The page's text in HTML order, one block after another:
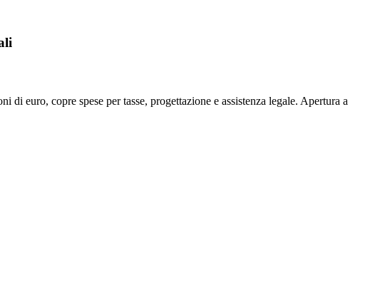
euro, copre spese per tasse, progettazione e assistenza legale. Apertura a